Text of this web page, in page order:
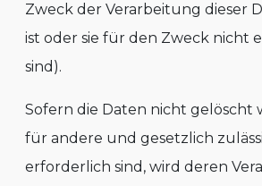
Zweck der Verarbeitung dieser
ist oder sie für den Zweck nicht
sind).
Sofern die Daten nicht gelöscht
für andere und gesetzlich
erforderlich sind, wird deren